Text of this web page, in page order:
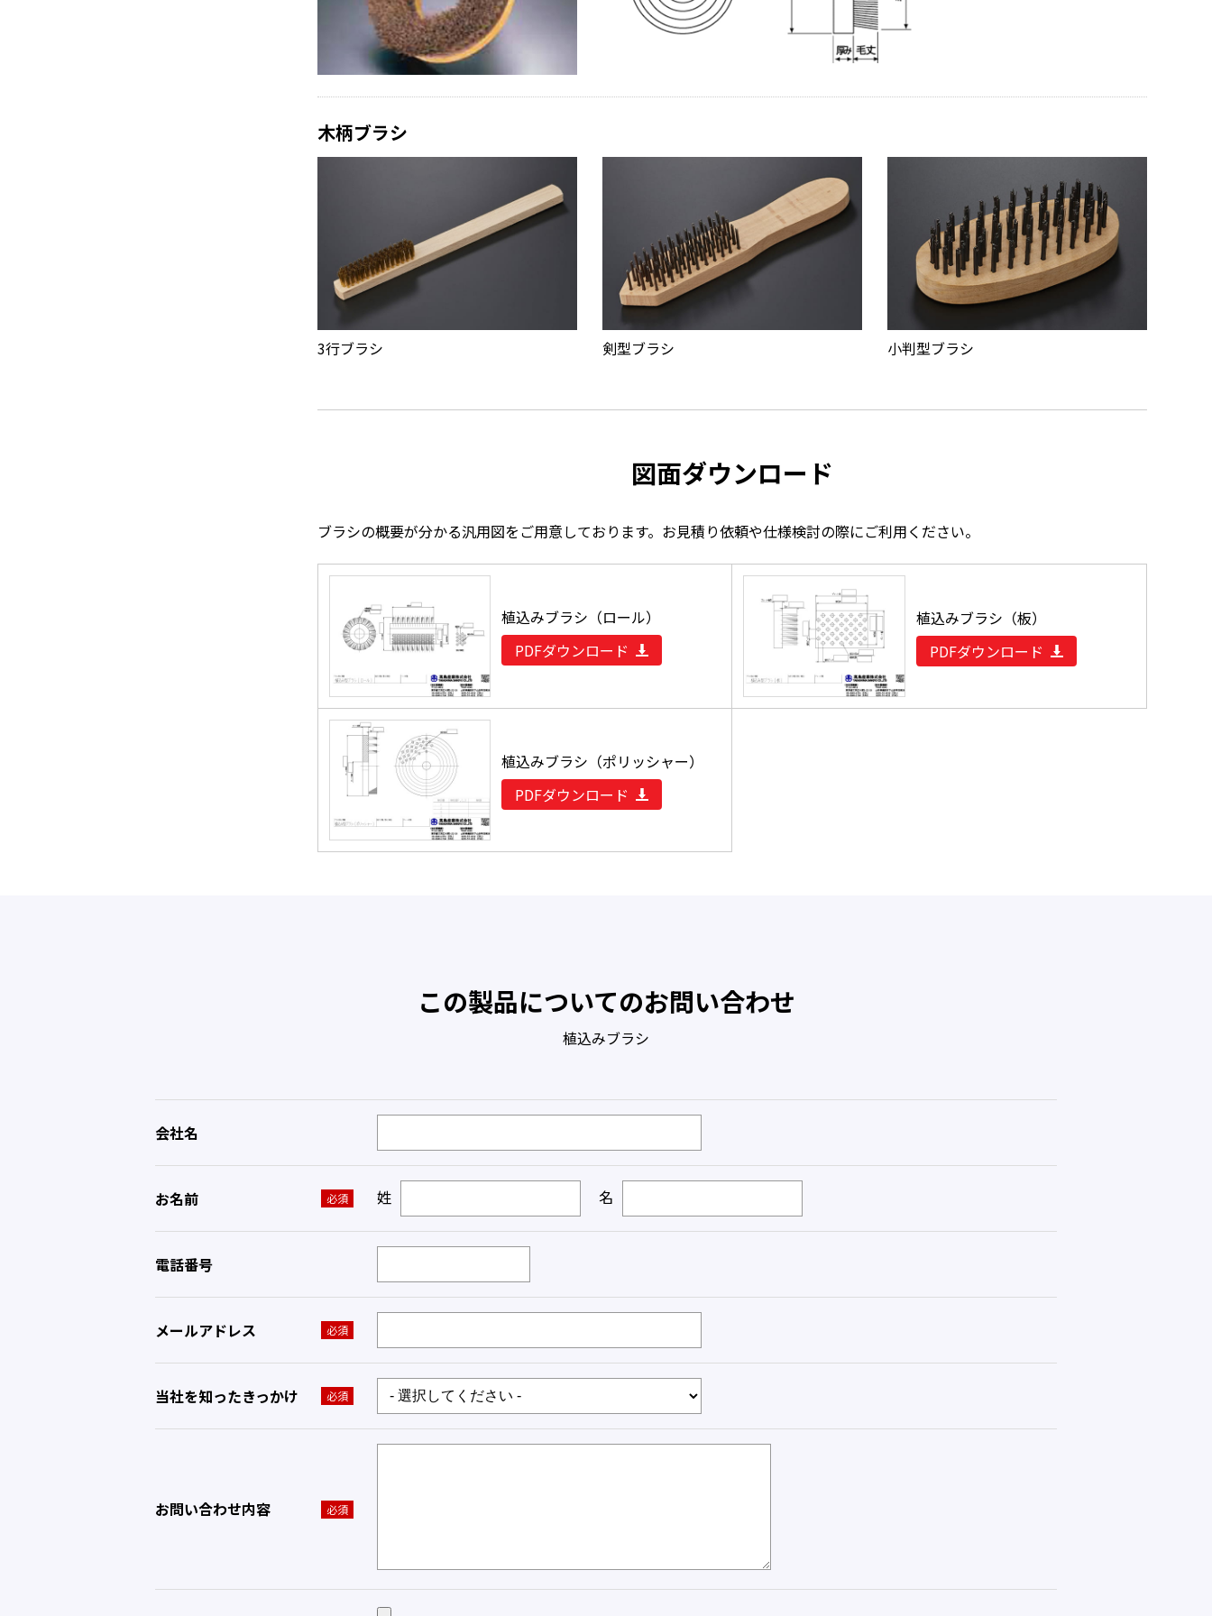
木柄ブラシ
3行ブラシ 剣型ブラシ 小判型ブラシ
図面ダウンロード
ブラシの概要が分かる汎用図をご用意しております。お見積り依頼や仕様検討の際にご利用ください。
植込みブラシ（ロール）
PDFダウンロード
植込みブラシ（板）
PDFダウンロード
植込みブラシ（ポリッシャー）
PDFダウンロード
この製品についてのお問い合わせ
植込みブラシ
会社名
お名前 必須 姓 名
電話番号
メールアドレス 必須
当社を知ったきっかけ 必須
お問い合わせ内容 必須